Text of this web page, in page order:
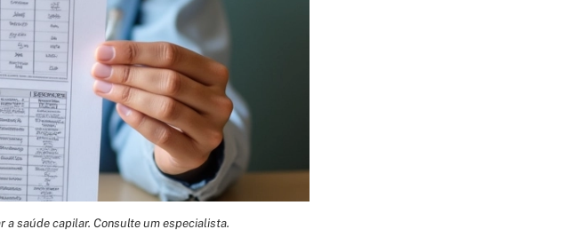
a saúde capilar. Consulte um especialista.